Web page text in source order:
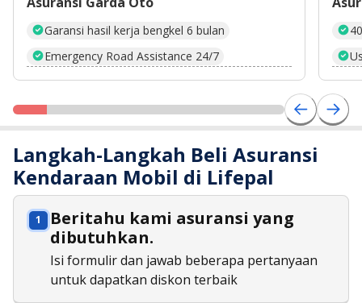
Garansi hasil kerja bengkel 6 bulan
Emergency Road Assistance 24/7
Langkah-Langkah Beli Asuransi
Kendaraan Mobil di Lifepal
Beritahu kami asuransi yang
dibutuhkan.
Isi formulir dan jawab beberapa pertanyaan
untuk dapatkan diskon terbaik